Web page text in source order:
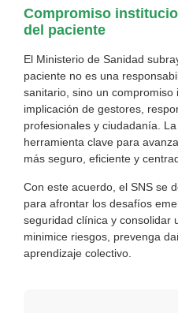
Compromiso
del paciente
El Ministerio de Sanidad
paciente no es una
sanitario, sino un
implicación de gestores,
profesionales y ciudadanía.
herramienta clave para
más seguro, eficiente y
Con este acuerdo, el SNS se
para afrontar los desafíos
seguridad clínica y consolidar
minimice riesgos, prevenga
aprendizaje colectivo.